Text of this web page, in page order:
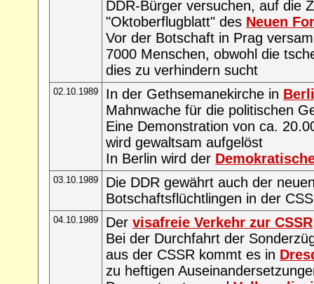
DDR-Bürger versuchen, auf die
"Oktoberflugblatt" des Neuen
Vor der Botschaft in Prag
7000 Menschen, obwohl die
dies zu verhindern sucht
02.10.1989 In der Gethsemanekirche in
Mahnwache für die politischen
Eine Demonstration von ca.
wird gewaltsam aufgelöst
In Berlin wird der
03.10.1989
Die DDR gewährt auch der
Botschaftsflüchtlingen in der
04.10.1989 Der visafreie Verkehr zur CSSR
Bei der Durchfahrt der
aus der CSSR kommt es in
zu heftigen